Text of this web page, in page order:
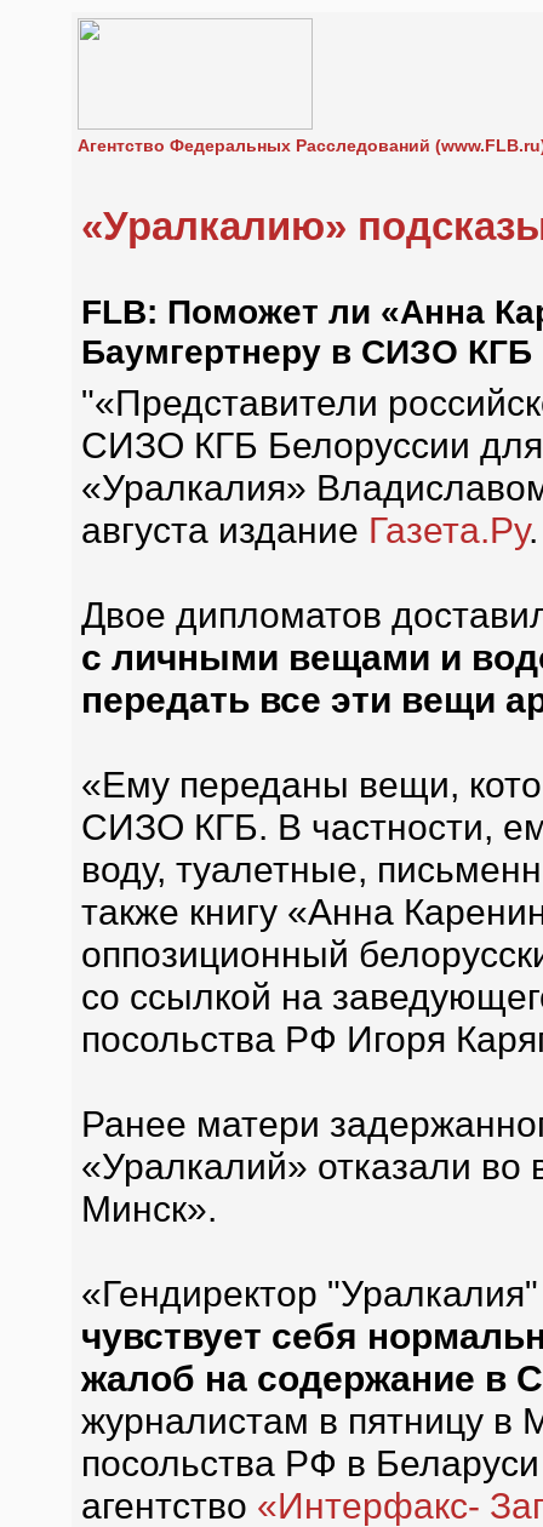
Агентство Федеральных Расследований
«Уралкалию»
FLB: Поможет ли «Анна
Баумгертнеру в СИЗО КГБ
"«Представители
СИЗО КГБ Белоруссии для
«Уралкалия»
августа издание Газета.Ру.
Двое дипломатов
с личными вещами и
передать все эти вещи
«Ему переданы вещи,
СИЗО КГБ. В частности,
воду, туалетные,
также книгу «Анна
оппозиционный
со ссылкой на
посольства РФ Игоря
Ранее матери
«Уралкалий» отказали во
Минск».
«Гендиректор
чувствует себя
жалоб на содержание в
журналистам в пятницу в
посольства РФ в
агентство «Интерфакс-